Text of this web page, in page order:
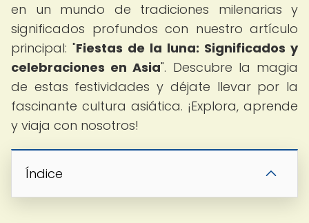
en un mundo de tradiciones milenarias y
significados profundos con nuestro artículo
principal: "Fiestas de la luna: Significados y
celebraciones en Asia". Descubre la magia
de estas festividades y déjate llevar por la
fascinante cultura asiática. ¡Explora, aprende
y viaja con nosotros!
Índice